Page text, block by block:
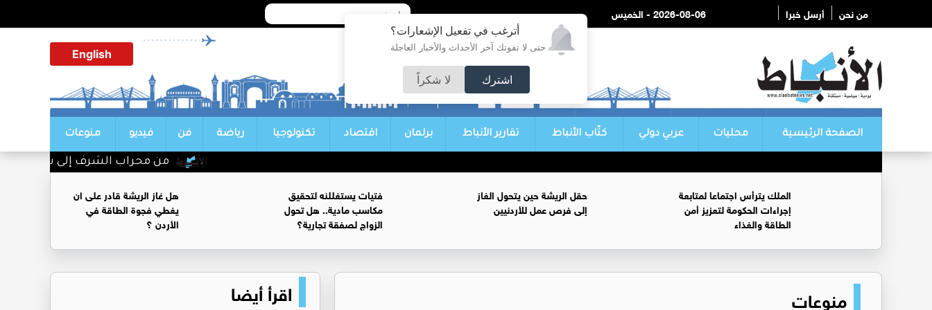
أترغب في تفعيل الإشعارات؟
حتى لا تفوتك آخر الأحداث والأخبار العاجلة
اشترك لا شكراً
من نحن أرسل خبرا 2026-08-06 - الخميس
English
الصفحة الرئيسية محليات عربي دولي كتّاب الأنباط تقارير الأنباط برلمان اقتصاد تكنولوجيا رياضة فن فيديو منوعات
من محراب الشرف إلى سدة القضاء..
الملك يترأس اجتماعا لمتابعة
إجراءات الحكومة لتعزيز أمن
الطاقة والغذاء
حقل الريشة حين يتحول الغاز
إلى فرص عمل للأردنيين
فتيات يستغللنه لتحقيق
مكاسب مادية.. هل تحول
الزواج لصفقة تجارية؟
هل غاز الريشة قادر على ان
يغطي فجوة الطاقة في
الأردن ؟
منوعات اقرأ أيضا